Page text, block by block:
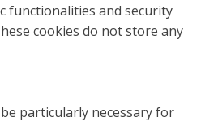
functionalities and security
cookies do not store any
particularly necessary for